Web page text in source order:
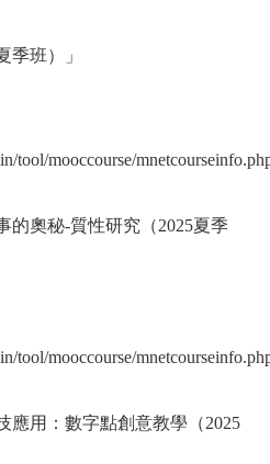
季班）」
tool/mooccourse/
的奧秘-質性研究（2025夏季
tool/mooccourse/
應用：數字點創意教學（2025